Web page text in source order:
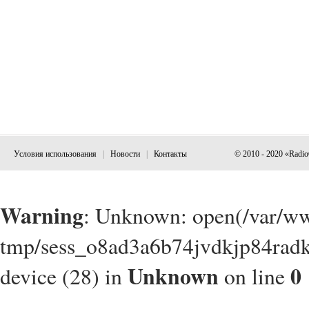
Условия использования Новости Контакты © 2010 - 2020
Warning: Unknown: open(/var/
tmp/
device (28) inUnknown on line0